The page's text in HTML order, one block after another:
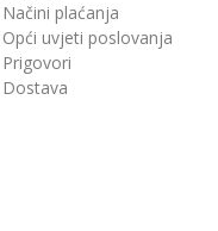
Načini plaćanja
Opći uvjeti poslovanja
Prigovori
Dostava